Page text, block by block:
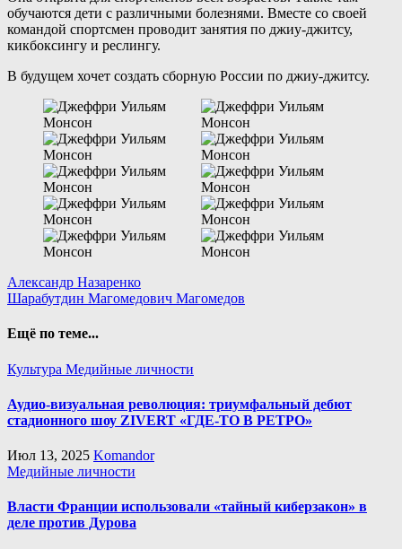
обучаются дети с различными болезнями. Вместе со своей
командой спортсмен проводит занятия по джиу-джитсу,
кикбоксингу и реслингу.
В будущем хочет создать сборную России по джиу-джитсу.
Навигация
по
записям
Александр Назаренко
Шарабутдин Магомедович Магомедов
Ещё по теме...
Культура Медийные личности
Аудио-визуальная революция: триумфальный дебют
стадионного шоу ZIVERT «ГДЕ-ТО В РЕТРО»
Июл 13, 2025 Komandor
Медийные личности
Власти Франции использовали «тайный киберзакон» в
деле против Дурова